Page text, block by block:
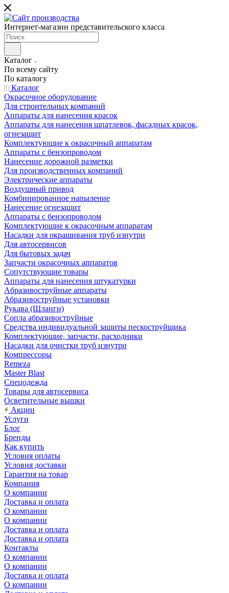
Интернет-магазин представительского класса
Каталог
По всему сайту
По каталогу
Каталог
Окрасочное оборудование
Для строительных компаний
Аппараты для нанесения красок
Аппараты для нанесения шпатлевок, фасадных красок,
огнезащит
Комплектующие к окрасочный аппаратам
Аппараты с бензопроводом
Нанесение дорожной разметки
Для производственных компаний
Электрические аппараты
Воздушный привод
Комбинированное напыление
Нанесение огнезащит
Аппараты с бензопроводом
Комплектующие к окрасочным аппаратам
Насадки для окрашивания труб изнутри
Для автосервисов
Для бытовых задач
Запчасти окрасочных аппаратов
Сопутствующие товары
Аппараты для нанесения штукатурки
Aбразивоструйные аппараты
Абразивоструйные установки
Рукава (Шланги)
Сопла абразивоструйные
Средства индивидуальной защиты пескоструйщика
Комплектующие, запчасти, расходники
Насадки для очистки труб изнутри
Компрессоры
Remeza
Master Blast
Спецодежда
Товары для автосервиса
Осветительные вышки
Акции
Услуги
Блог
Бренды
Как купить
Условия оплаты
Условия доставки
Гарантия на товар
Компания
О компании
Доставка и оплата
О компании
О компании
Доставка и оплата
Доставка и оплата
Контакты
О компании
О компании
Доставка и оплата
О компании